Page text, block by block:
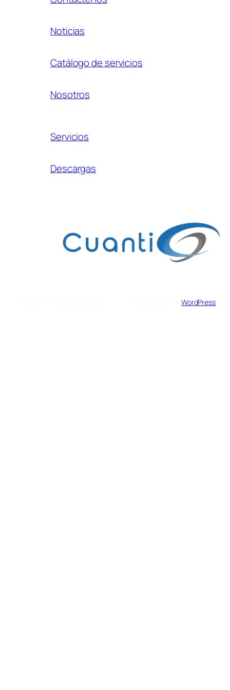
Noticias
Catálogo de servicios
Nosotros
Servicios
Descargas
WordPress